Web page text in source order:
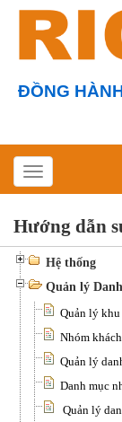
ĐỒNG
Hướng dẫn
Hệ thống
Quản lý
Quản lý
Nhóm
Quản lý
Danh mục
Quản lý